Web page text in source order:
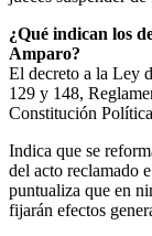
¿Qué indican los
Amparo?
El decreto a la Ley
129 y 148,
Constitución
Indica que se
del acto reclamado
puntualiza que en
fijarán efectos